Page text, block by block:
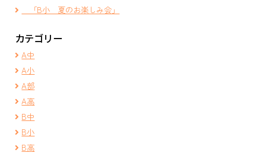
「B小 夏のお楽しみ会」
カテゴリー
A中
A小
A部
A高
B中
B小
B高